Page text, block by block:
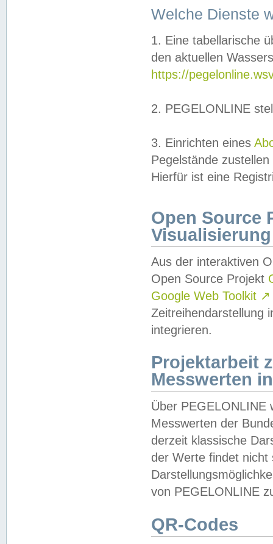
Welche Dienste
1. Eine tabellarische
den aktuellen
https://
2. PEGELONLINE
3. Einrichten eines
Pegelstände
Hierfür ist eine
Open Source
Visualisierung
Aus der interaktiven
Open Source Projekt
Google Web Toolkit ↗
Zeitreihendarstellung
integrieren.
Projektarbeit
Messwerten
Über PEGELONLINE
Messwerten der
derzeit klassische
der Werte findet
von PEGELONLINE
QR-Codes